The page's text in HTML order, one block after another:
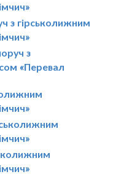
з гірськолижним
з
«Перевал